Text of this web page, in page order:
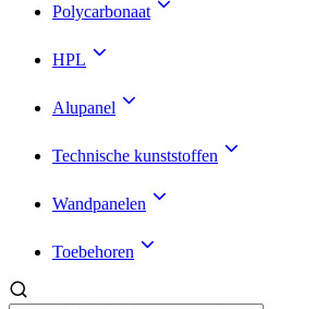
Polycarbonaat
HPL
Alupanel
Technische kunststoffen
Wandpanelen
Toebehoren